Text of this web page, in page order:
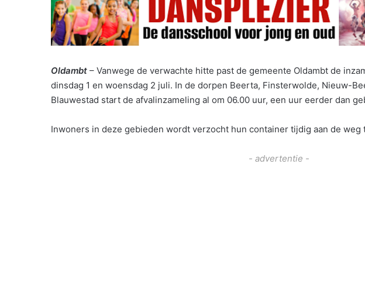
Oldambt – Vanwege de verwachte hitte past de gemeente Oldambt de
dinsdag 1 en woensdag 2 juli. In de dorpen Beerta, Finsterwolde, Nieuw-
Blauwestad start de afvalinzameling al om 06.00 uur, een uur eerder dan
Inwoners in deze gebieden wordt verzocht hun container tijdig aan de weg
- advertentie -